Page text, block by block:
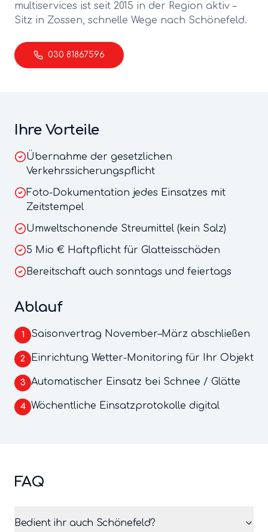
multiservices ist seit 2015 in der Region aktiv –
Sitz in Zossen, schnelle Wege nach Schönefeld.
030 81867596
Ihre Vorteile
Übernahme der gesetzlichen
Verkehrssicherungspflicht
Foto-Dokumentation jedes Einsatzes mit
Zeitstempel
Umweltschonende Streumittel (kein Salz)
5 Mio € Haftpflicht für Glatteisschäden
Bereitschaft auch sonntags und feiertags
Ablauf
1 Saisonvertrag November–März abschließen
2 Einrichtung Wetter-Monitoring für Ihr Objekt
3 Automatischer Einsatz bei Schnee / Glätte
4 Wöchentliche Einsatzprotokolle digital
FAQ
Bedient ihr auch Schönefeld?